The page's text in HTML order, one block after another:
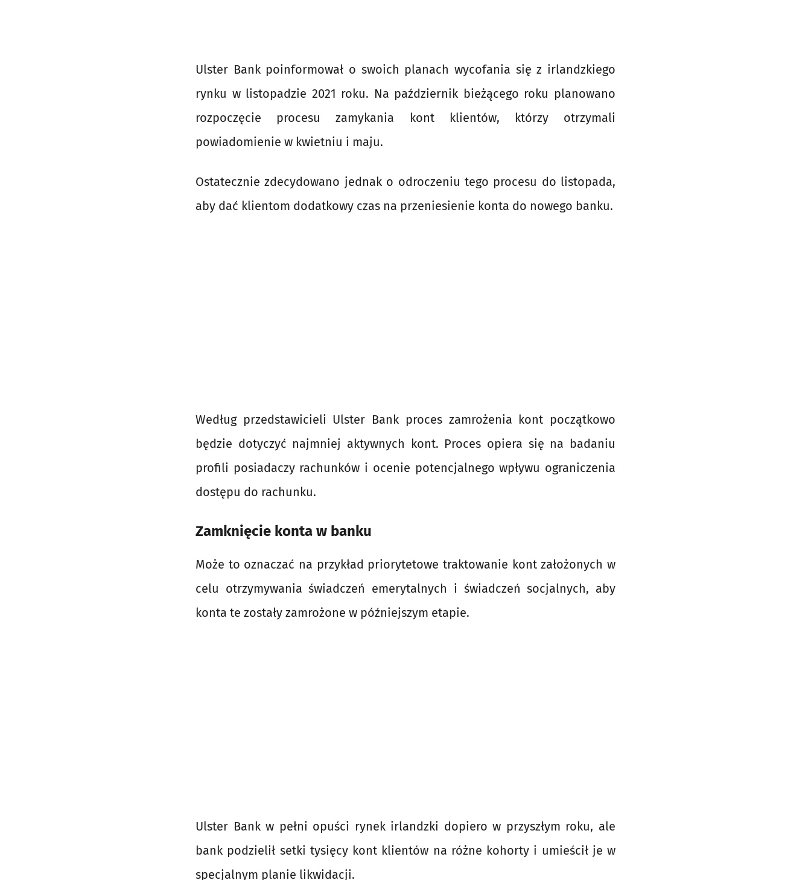
Ulster Bank poinformował o swoich planach wycofania się z irlandzkiego
rynku w listopadzie 2021 roku. Na październik bieżącego roku planowano
rozpoczęcie procesu zamykania kont klientów, którzy otrzymali
powiadomienie w kwietniu i maju.
Ostatecznie zdecydowano jednak o odroczeniu tego procesu do listopada,
aby dać klientom dodatkowy czas na przeniesienie konta do nowego banku.
Według przedstawicieli Ulster Bank proces zamrożenia kont początkowo
będzie dotyczyć najmniej aktywnych kont. Proces opiera się na badaniu
profili posiadaczy rachunków i ocenie potencjalnego wpływu ograniczenia
dostępu do rachunku.
Zamknięcie konta w banku
Może to oznaczać na przykład priorytetowe traktowanie kont założonych w
celu otrzymywania świadczeń emerytalnych i świadczeń socjalnych, aby
konta te zostały zamrożone w późniejszym etapie.
Ulster Bank w pełni opuści rynek irlandzki dopiero w przyszłym roku, ale
bank podzielił setki tysięcy kont klientów na różne kohorty i umieścił je w
specjalnym planie likwidacji.